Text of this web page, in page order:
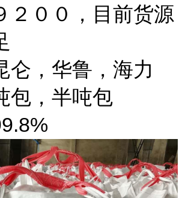
２００，目前货源
仑，华鲁，海力
包，半吨包